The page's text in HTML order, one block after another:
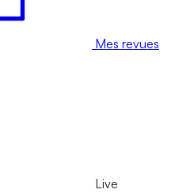
Mes revues
Live